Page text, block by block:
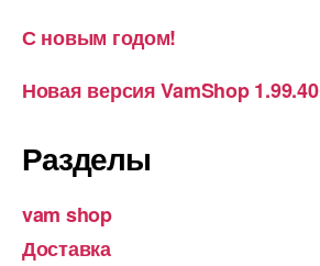
С новым годом!
Новая версия VamShop 1.99.40
Разделы
vam shop
Доставка